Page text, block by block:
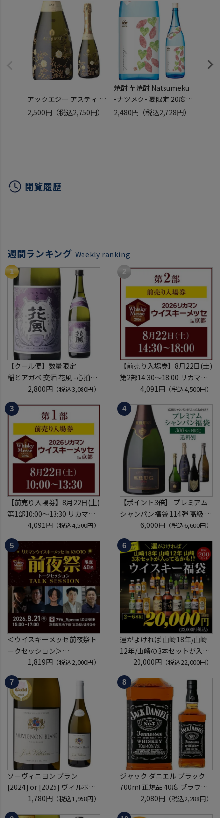
アックエジー アスティ ス
プマンテ
2,500円 （税込2,750円）
焼酎 芋焼酎 Natsumeku
-ナツメク- 夏限定 20度
1800ml 鹿児島県 原口酒
2,480円 （税込2,728円）
閲覧履歴
週間ランキング Weekly ranking
【クール便】数量限定
稲とアガベ 交酒 花風 -心拍-
KYOTO EDITION 720ml こう
しゅ はなかぜ craft sake クラ
フトサケ 秋田県 男鹿市
2,800円（税込3,080円）
【前売り入場券】8月22日(土)
第2部14:30～18:00 リカマン
ウイスキーメッセ in京都
2026 1枚
入場券となるeチケットは【8
月中旬】にメールにて配信予
※代引き決済不可
4,091円 （税込4,500円）
【前売り入場券】8月22日(土)
第1部10:00～13:30 リカマン
ウイスキーメッセ in京都
2026 1枚
入場券となるeチケットは【8
月中旬】にメールにて配信予
定
※代引き決済不可
4,091円（税込4,500円）
【ポイント3倍】 プレミアム
シャンパン福袋 114弾 高級 シ
ャンパン を探せ トゥルベ ト
レゾール クリュッグ 2004 が
入ってるかも!? 【先着300
本】 シャンパン シャンパーニ
ュ リカーマウンテン 福袋 WK
くじ 【送
6,000円 （税込6,600円）
＜ウイスキーメッセ前夜祭ト
ークセッション＞
8月21日(金)15:00～17:00京都
開催
クレジットカード決済のみ
1,819円（税込2,000円）
運がよければ 山崎18年/山崎
12年/山崎の3本セットが入っ
ているかも！？ ウイスキー福
袋 2～6本組 限定200セット
虎S ※必ずもらえるCP対象
(1P)
20,000円 （税込22,000円）
ソーヴィニヨン ブラン
[2024] or [2025] ヴィルボワ
750ml フランス ロワール 辛
口 白ワイン 浜運A
1,780円（税込1,958円）
ジャック ダニエル ブラック
700ml 正規品 40度 ブラウン
フォーマン
ウイスキー テネシー バーボン
2,080円 （税込2,288円）